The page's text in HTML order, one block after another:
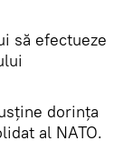
să efectueze
dorința
al NATO.